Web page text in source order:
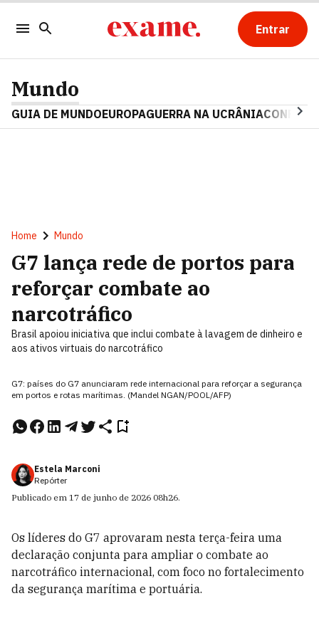
Entrar
Mundo
GUIA DE MUNDOEUROPAGUERRA NA UCRÂNIA
Home Mundo
G7 lança rede de portos para
reforçar combate ao
narcotráfico
Brasil apoiou iniciativa que inclui combate à lavagem de dinheiro e
aos ativos virtuais do narcotráfico
G7: países do G7 anunciaram rede internacional para reforçar a segurança
em portos e rotas marítimas. (Mandel NGAN/POOL/AFP)
Estela Marconi
Repórter
Publicado em 17 de junho de 2026 08h26.
Os líderes do G7 aprovaram nesta terça-feira uma
declaração conjunta para ampliar o combate ao
narcotráfico internacional, com foco no fortalecimento
da segurança marítima e portuária.